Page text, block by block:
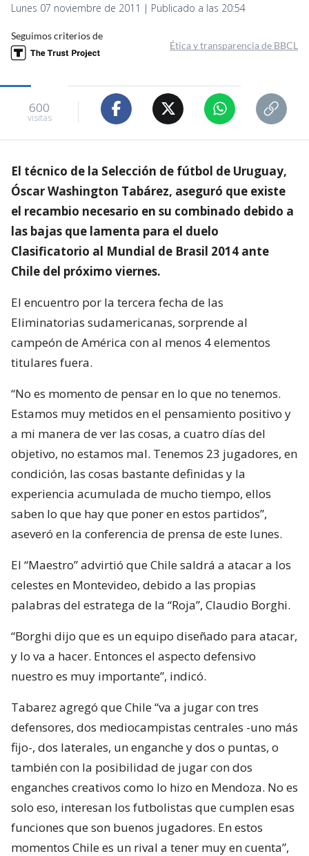
Lunes 07 noviembre de 2011 | Publicado a las 20:54
Seguimos criterios de
Ética y transparencia de BBCL
600
visitas
El técnico de la Selección de fútbol de Uruguay,
Óscar Washington Tabárez, aseguró que existe
el recambio necesario en su combinado debido a
las bajas que lamenta para el duelo
Clasificatorio al Mundial de Brasil 2014 ante
Chile del próximo viernes.
El encuentro por la tercera fecha de las
Eliminatorias sudamericanas, sorprende al
campeón de América con al menos 4 elementos
titulares fuera.
“No es momento de pensar en lo que no tenemos.
Estamos muy metidos en el pensamiento positivo y
a mi manera de ver las cosas, a cuatro días del
objetivo, no estamos mal. Tenemos 23 jugadores, en
condición, las cosas bastante definidas y la
experiencia acumulada de mucho tiempo, ellos
saben lo que hay que poner en estos partidos”,
aseveró en la conferencia de prensa de este lunes.
El “Maestro” advirtió que Chile saldrá a atacar a los
celestes en Montevideo, debido a las propias
palabras del estratega de la “Roja”, Claudio Borghi.
“Borghi dijo que es un equipo diseñado para atacar,
y lo va a hacer. Entonces el aspecto defensivo
nuestro es muy importante”, indicó.
Tabarez agregó que Chile “va a jugar con tres
defensores, dos mediocampistas centrales -uno más
fijo-, dos laterales, un enganche y dos o puntas, o
también con la posibilidad de jugar con dos
enganches creativos como lo hizo en Mendoza. No es
solo eso, interesan los futbolistas que cumplen esas
funciones que son buenos jugadores. En estos
momentos Chile es un rival a tener muy en cuenta”,